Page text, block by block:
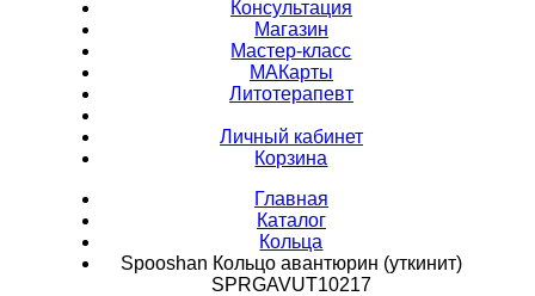
Консультация
Магазин
Мастер-класс
МАКарты
Литотерапевт
Личный кабинет
Корзина
Главная
Каталог
Кольца
Spooshan Кольцо авантюрин (уткинит)
SPRGAVUT10217